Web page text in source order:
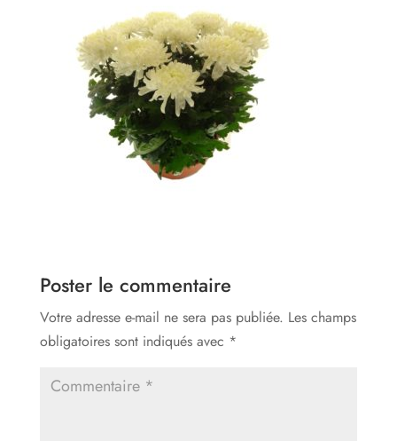
Poster le commentaire
Votre adresse e-mail ne sera pas publiée. Les champs
obligatoires sont indiqués avec *